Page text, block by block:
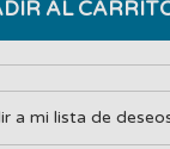
AL
a mi lista de